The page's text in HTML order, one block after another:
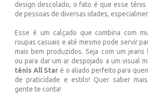
design descolado, o fato é que esse tênis
de pessoas de diversas idades,
Esse é um calçado que combina com
roupas casuais e até mesmo pode servir
mais bem produzidos. Seja com um jeans
ou para dar um ar despojado a um visual
tênis All Star é o aliado perfeito para
de praticidade e estilo! Quer saber
gente te conta!